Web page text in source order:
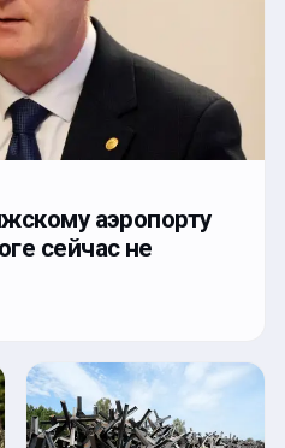
аэропорту
сейчас не